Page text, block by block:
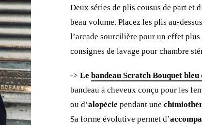
Deux séries de plis cousus de part et
beau volume. Placez les plis au-
l’arcade sourcilière pour un effet
consignes de lavage pour chambre
->Lebandeau Scratch Bouquet bleu
bandeau à cheveux conçu pour les
ou d’alopécie pendant une
Sa forme évolutive permet d’